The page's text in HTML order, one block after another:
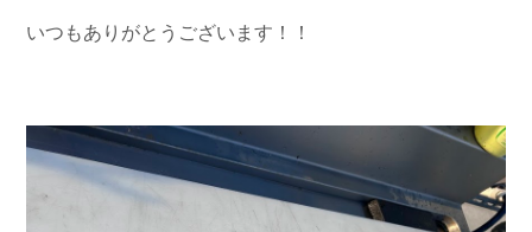
いつもありがとうございます！！